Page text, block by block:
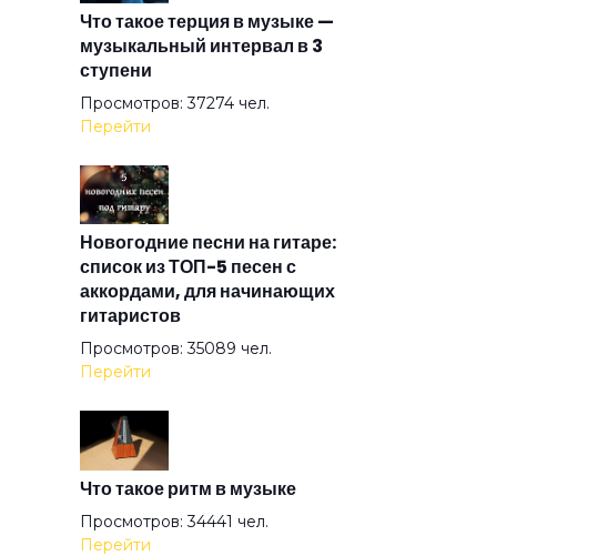
Воля и разум
Ворон
Вот и все дела
Время затмений
Всё начинается там
Все
Встань
Что такое терция в музыке —
музыкальный интервал в 3
ступени
Просмотров: 37274 чел.
Перейти
Новогодние песни на гитаре:
список из ТОП-5 песен с
аккордами, для начинающих
гитаристов
Просмотров: 35089 чел.
Перейти
Что такое ритм в музыке
Просмотров: 34441 чел.
Перейти